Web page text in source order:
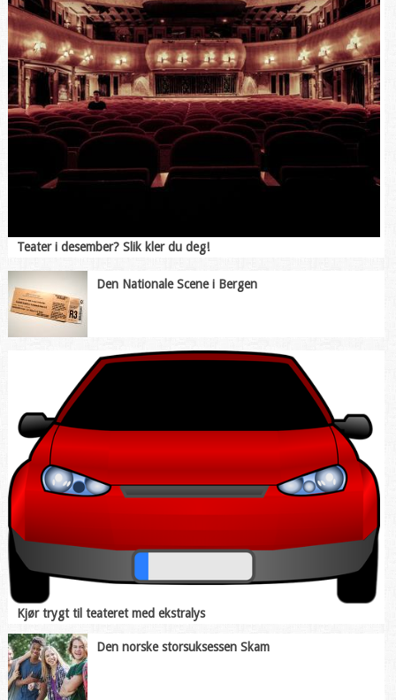
Teater i desember? Slik kler du deg!
Den Nationale Scene i Bergen
Kjør trygt til teateret med ekstralys
Den norske storsuksessen Skam